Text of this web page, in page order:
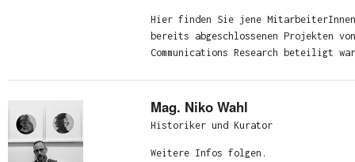
Hier finden Sie jene
bereits abgeschlossenen Projekten
Communications Research beteiligt
Mag. Niko Wahl
Historiker und Kurator
Weitere Infos folgen.